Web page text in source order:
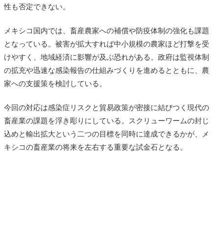
性も否定できない。
メキシコ国内では、畜産農家への補償や防疫体制の強化も課題
となっている。被害が拡大すれば中小規模の農家ほど打撃を受
けやすく、地域経済に影響が及ぶ恐れがある。政府は監視体制
の拡充や迅速な感染報告の仕組みづくりを進めるとともに、農
家への支援策を検討している。
今回の対応は感染症リスクと貿易政策が密接に結びつく現代の
畜産業の課題を浮き彫りにしている。スクリューワームの封じ
込めと輸出拡大という二つの目標を同時に達成できるかが、メ
キシコの畜産業の将来を左右する重要な試金石となる。